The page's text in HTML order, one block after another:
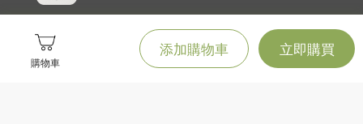
購物車
添加購物車 立即購買